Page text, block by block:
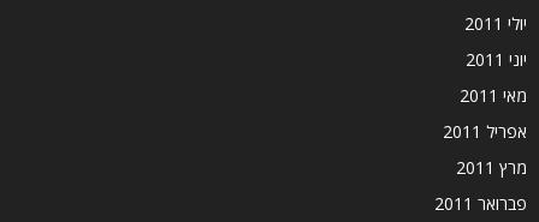
יולי 2011
יוני 2011
מאי 2011
אפריל 2011
מרץ 2011
פברואר 2011